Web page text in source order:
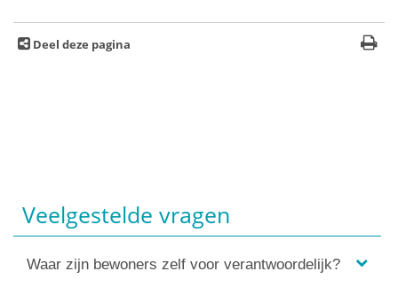
Deel deze pagina
Veelgestelde vragen
Waar zijn bewoners zelf voor verantwoordelijk?